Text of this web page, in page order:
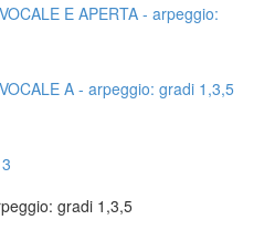
E APERTA - arpeggio:
A - arpeggio: gradi 1,3,5
gradi 1,3,5